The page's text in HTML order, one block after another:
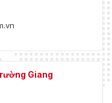
Giang